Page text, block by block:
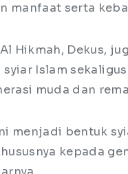
manfaat serta
Al Hikmah, Dekus,
syiar Islam
muda dan
menjadi bentuk
kepada